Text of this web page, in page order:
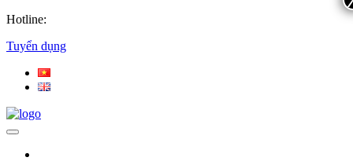
Hotline:
Tuyển dụng